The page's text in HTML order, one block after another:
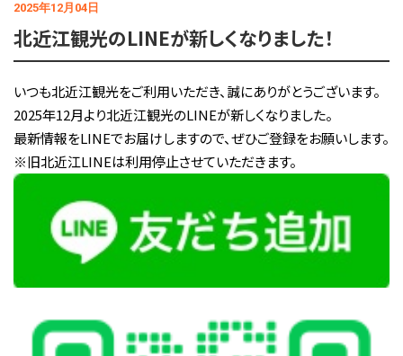
2025年12月04日
北近江観光のLINEが新しくなりました！
いつも北近江観光をご利用いただき、誠にありがとうございます。
2025年12月より北近江観光のLINEが新しくなりました。
最新情報をLINEでお届けしますので、ぜひご登録をお願いします。
※旧北近江LINEは利用停止させていただきます。